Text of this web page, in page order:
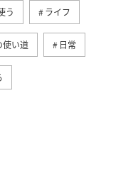
う ライフ
使い道 日常